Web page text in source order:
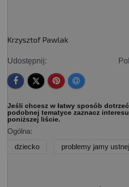
Krzysztof Pawlak
Udostępnij:
Jeśli chcesz w łatwy sposób
podobnej tematyce zaznacz
poniższej liście.
Ogólna:
dziecko
problemy jamy ustnej